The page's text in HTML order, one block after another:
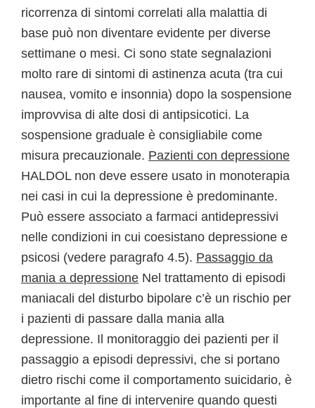
ricorrenza di sintomi correlati alla malattia di
base può non diventare evidente per diverse
settimane o mesi. Ci sono state segnalazioni
molto rare di sintomi di astinenza acuta (tra cui
nausea, vomito e insonnia) dopo la sospensione
improvvisa di alte dosi di antipsicotici. La
sospensione graduale è consigliabile come
misura precauzionale. Pazienti con depressione
HALDOL non deve essere usato in monoterapia
nei casi in cui la depressione è predominante.
Può essere associato a farmaci antidepressivi
nelle condizioni in cui coesistano depressione e
psicosi (vedere paragrafo 4.5). Passaggio da
mania a depressione Nel trattamento di episodi
maniacali del disturbo bipolare c’è un rischio per
i pazienti di passare dalla mania alla
depressione. Il monitoraggio dei pazienti per il
passaggio a episodi depressivi, che si portano
dietro rischi come il comportamento suicidario, è
importante al fine di intervenire quando questi